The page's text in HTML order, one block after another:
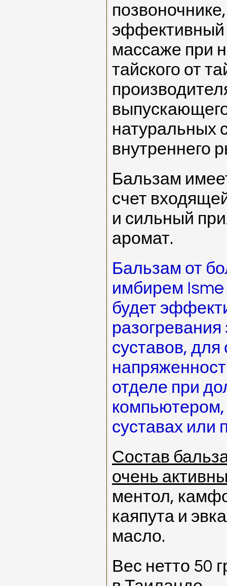
эффективный
массаже при
тайского от
натуральных
внутреннего
Бальзам
счет
и сильный
аромат.
Бальзам от
имбирем
будет
суставов, для
отделе при
компьютером,
суставах или
Состав
очень
ментол,
каяпута и
масло.
Вес нетто 50